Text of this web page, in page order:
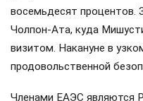
восемьдесят процентов.
Чолпон-Ата, куда
визитом. Накануне в
продовольственной
Членами ЕАЭС являются